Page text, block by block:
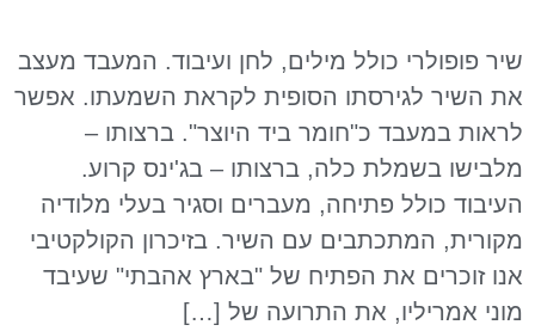
שיר פופולרי כולל מילים, לחן ועיבוד. המעבד מעצב
את השיר לגירסתו הסופית לקראת השמעתו. אפשר
לראות במעבד כ"חומר ביד היוצר". ברצותו –
מלבישו בשמלת כלה, ברצותו – בג'ינס קרוע.
העיבוד כולל פתיחה, מעברים וסגיר בעלי מלודיה
מקורית, המתכתבים עם השיר. בזיכרון הקולקטיבי
אנו זוכרים את הפתיח של "בארץ אהבתי" שעיבד
מוני אמריליו, את התרועה של […]